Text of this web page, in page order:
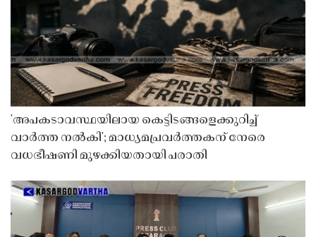
'അപകടാവസ്ഥയിലായ കെട്ടിടങ്ങളെക്കുറിച്ച്
വാർത്ത നൽകി'; മാധ്യമപ്രവർത്തകന് നേരെ
വധഭീഷണി മുഴക്കിയതായി പരാതി